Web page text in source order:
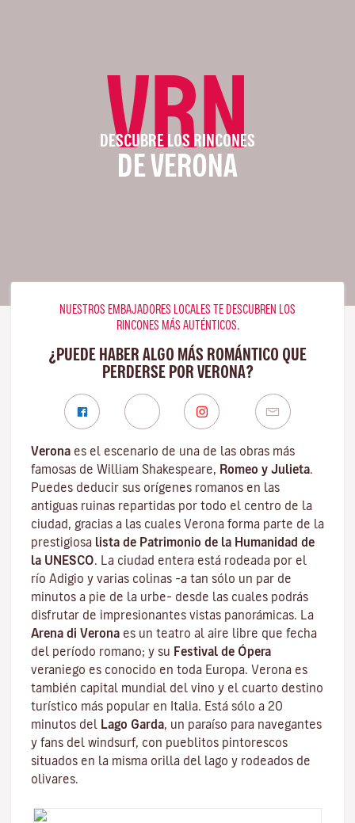
VRN
DESCUBRE LOS RINCONES
DE VERONA
NUESTROS EMBAJADORES LOCALES TE DESCUBREN LOS
RINCONES MÁS AUTÉNTICOS.
¿PUEDE HABER ALGO MÁS ROMÁNTICO QUE
PERDERSE POR VERONA?
Verona es el escenario de una de las obras más
famosas de William Shakespeare, Romeo y Julieta.
Puedes deducir sus orígenes romanos en las
antiguas ruinas repartidas por todo el centro de la
ciudad, gracias a las cuales Verona forma parte de la
prestigiosa lista de Patrimonio de la Humanidad de
la UNESCO. La ciudad entera está rodeada por el
río Adigio y varias colinas –a tan sólo un par de
minutos a pie de la urbe– desde las cuales podrás
disfrutar de impresionantes vistas panorámicas. La
Arena di Verona es un teatro al aire libre que fecha
del período romano; y su Festival de Ópera
veraniego es conocido en toda Europa. Verona es
también capital mundial del vino y el cuarto destino
turístico más popular en Italia. Está sólo a 20
minutos del Lago Garda, un paraíso para navegantes
y fans del windsurf, con pueblitos pintorescos
situados en la misma orilla del lago y rodeados de
olivares.